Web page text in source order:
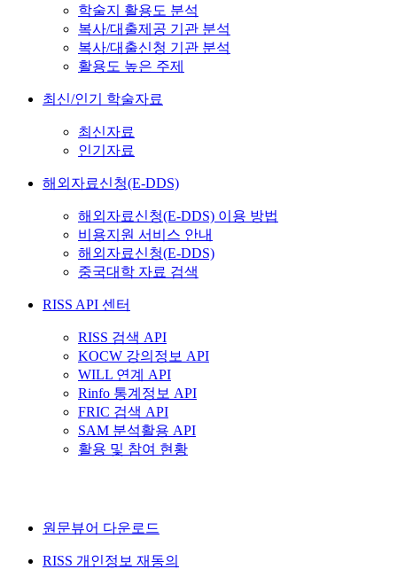
학술지 활용도 분석
복사/대출제공 기관 분석
복사/대출신청 기관 분석
활용도 높은 주제
최신/인기 학술자료
최신자료
인기자료
해외자료신청(E-DDS)
해외자료신청(E-DDS) 이용 방법
비용지원 서비스 안내
해외자료신청(E-DDS)
중국대학 자료 검색
RISS API 센터
RISS 검색 API
KOCW 강의정보 API
WILL 연계 API
Rinfo 통계정보 API
FRIC 검색 API
SAM 분석활용 API
활용 및 참여 현황
원문뷰어 다운로드
RISS 개인정보 재동의